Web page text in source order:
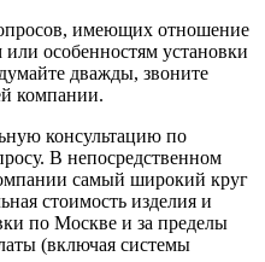
имеющих отношение
особенностям установки
дважды, звоните
компании.
консультацию по
В непосредственном
самый широкий круг
стоимость изделия и
по Москве и за пределы
(включая системы